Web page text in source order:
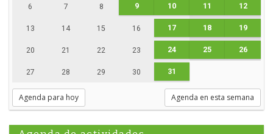
6 7 8 9 10 11 12
13 14 15 16 17 18 19
20 21 22 23 24 25 26
27 28 29 30 31
Agenda para hoy Agenda en esta semana